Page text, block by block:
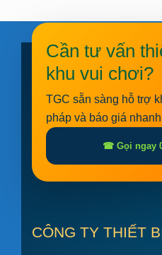
Cần tư vấn
khu vui chơi?
TGC sẵn sàng hỗ trợ
pháp và báo giá
☎ Gọi ngay
CÔNG TY THIẾT